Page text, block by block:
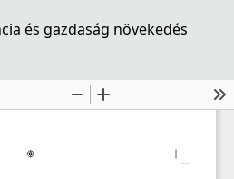
és gazdaság növekedés